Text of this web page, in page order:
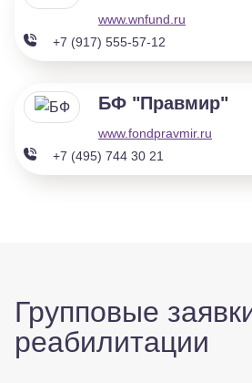
www.wnfund.ru
+7 (917) 555-57-12
БФ "Правмир"
www.fondpravmir.ru
+7 (495) 744 30 21
Групповые
реабилитации